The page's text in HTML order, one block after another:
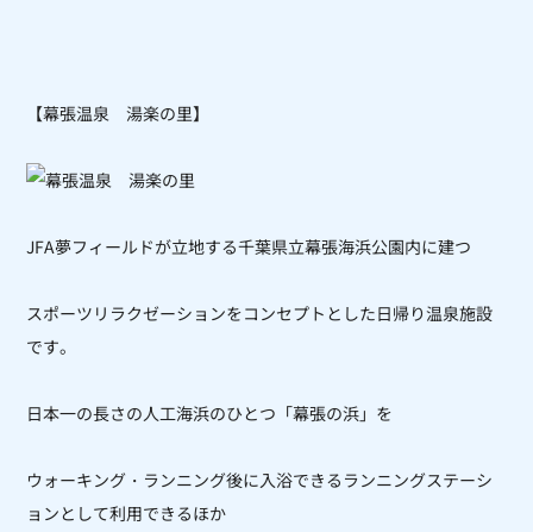
【幕張温泉 湯楽の里】
JFA夢フィールドが立地する千葉県立幕張海浜公園内に建つ
スポーツリラクゼーションをコンセプトとした日帰り温泉施設
です。
日本一の長さの人工海浜のひとつ「幕張の浜」を
ウォーキング・ランニング後に入浴できるランニングステーシ
ョンとして利用できるほか